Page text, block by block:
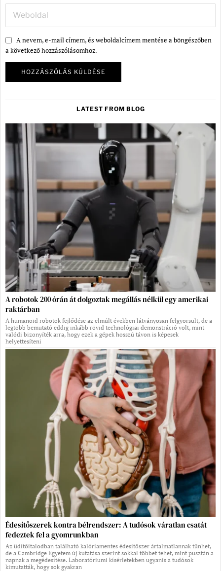
A nevem, e-mail címem, és weboldalcímem mentése a böngészőben
a következő hozzászólásomhoz.
LATEST FROM BLOG
A robotok 200 órán át dolgoztak megállás nélkül egy amerikai
raktárban
A humanoid robotok fejlődése az elmúlt években látványosan felgyorsult, de a
legtöbb bemutató eddig inkább rövid technológiai demonstráció volt, mint
valódi bizonyíték arra, hogy ezek a gépek hosszú távon is képesek
helyettesíteni
Édesítőszerek kontra bélrendszer: A tudósok váratlan csatát
fedeztek fel a gyomrunkban
Az üdítőitalodban található kalóriamentes édesítőszer ártalmatlannak tűnhet,
de a Cambridge Egyetem új kutatása szerint sokkal többet tehet, mint pusztán a
napnak a megédesítése. Laboratóriumi kísérletekben ugyanis a tudósok
kimutatták, hogy sok gyakran